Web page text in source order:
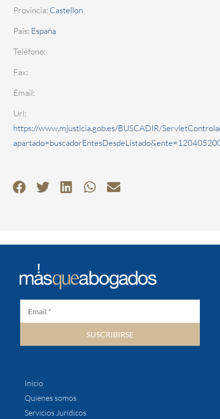
Provincia: Castellon
País: España
Teléfono:
Fax:
Email:
Url:
https://www.mjusticia.gob.es/BUSCADIR/
SUSCRIBIRSE
Inicio
Quienes somos
Servicios Jurídicos